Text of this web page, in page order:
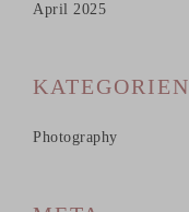
April 2025
KATEGORIEN
Photography